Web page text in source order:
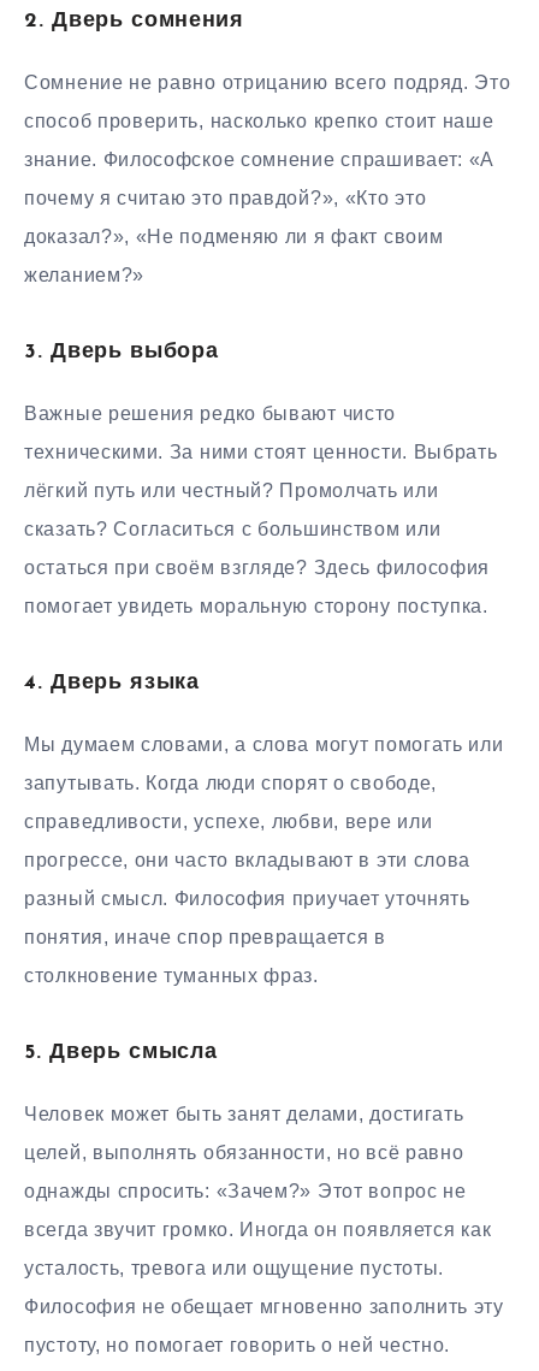
2. Дверь сомнения
Сомнение не равно отрицанию всего подряд. Это
способ проверить, насколько крепко стоит наше
знание. Философское сомнение спрашивает: «А
почему я считаю это правдой?», «Кто это
доказал?», «Не подменяю ли я факт своим
желанием?»
3. Дверь выбора
Важные решения редко бывают чисто
техническими. За ними стоят ценности. Выбрать
лёгкий путь или честный? Промолчать или
сказать? Согласиться с большинством или
остаться при своём взгляде? Здесь философия
помогает увидеть моральную сторону поступка.
4. Дверь языка
Мы думаем словами, а слова могут помогать или
запутывать. Когда люди спорят о свободе,
справедливости, успехе, любви, вере или
прогрессе, они часто вкладывают в эти слова
разный смысл. Философия приучает уточнять
понятия, иначе спор превращается в
столкновение туманных фраз.
5. Дверь смысла
Человек может быть занят делами, достигать
целей, выполнять обязанности, но всё равно
однажды спросить: «Зачем?» Этот вопрос не
всегда звучит громко. Иногда он появляется как
усталость, тревога или ощущение пустоты.
Философия не обещает мгновенно заполнить эту
пустоту, но помогает говорить о ней честно.